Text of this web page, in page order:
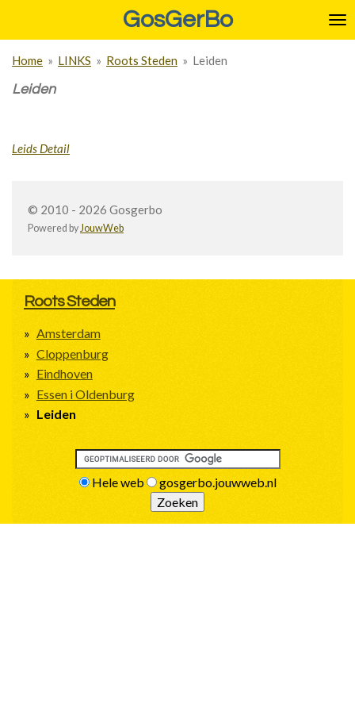
de
hoofdinhoud
GosGerBo
Home » LINKS » Roots Steden » Leiden
Leiden
Leids Detail
© 2010 - 2026 Gosgerbo
Powered byJouwWeb
Roots Steden
Amsterdam
Cloppenburg
Eindhoven
Essen i Oldenburg
Leiden
Hele web gosgerbo.jouwweb.nl